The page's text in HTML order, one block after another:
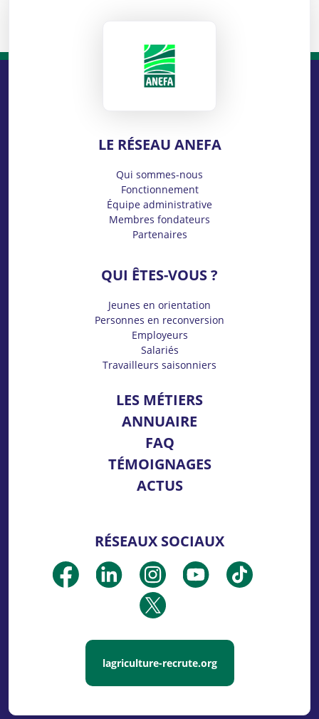
LE RÉSEAU ANEFA
Qui sommes-nous
Fonctionnement
Équipe administrative
Membres fondateurs
Partenaires
QUI ÊTES-VOUS ?
Jeunes en orientation
Personnes en reconversion
Employeurs
Salariés
Travailleurs saisonniers
LES MÉTIERS
ANNUAIRE
FAQ
TÉMOIGNAGES
ACTUS
RÉSEAUX SOCIAUX
lagriculture-recrute.org